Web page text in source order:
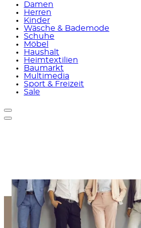
Damen
Herren
Kinder
Wäsche & Bademode
Schuhe
Möbel
Haushalt
Heimtextilien
Baumarkt
Multimedia
Sport & Freizeit
Sale